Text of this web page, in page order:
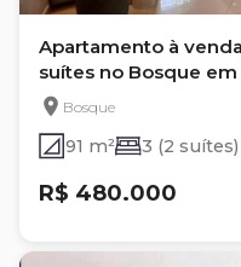
Apartamento à
suítes no Bosque em
Bosque
91 m² 3 (2 suítes)
R$ 480.000